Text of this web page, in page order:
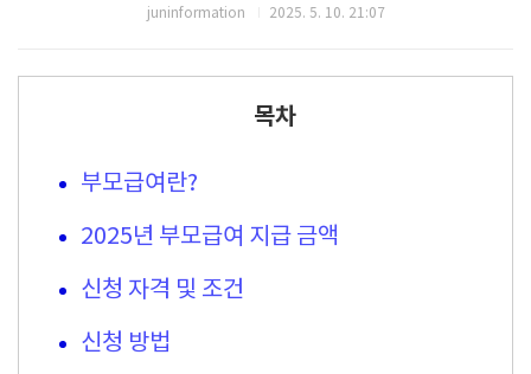
juninformation 2025. 5. 10. 21:07
목차
부모급여란?
2025년 부모급여 지급 금액
신청 자격 및 조건
신청 방법